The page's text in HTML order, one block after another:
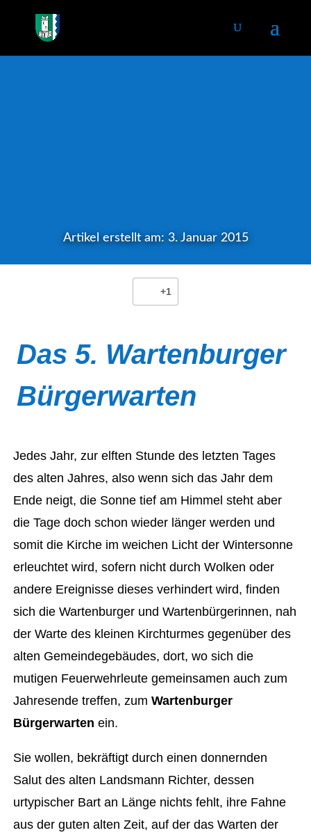
Artikel erstellt am: 3. Januar 2015
+1
Das 5. Wartenburger
Bürgerwarten
Jedes Jahr, zur elften Stunde des letzten Tages
des alten Jahres, also wenn sich das Jahr dem
Ende neigt, die Sonne tief am Himmel steht aber
die Tage doch schon wieder länger werden und
somit die Kirche im weichen Licht der Wintersonne
erleuchtet wird, sofern nicht durch Wolken oder
andere Ereignisse dieses verhindert wird, finden
sich die Wartenburger und Wartenbürgerinnen, nah
der Warte des kleinen Kirchturmes gegenüber des
alten Gemeindegebäudes, dort, wo sich die
mutigen Feuerwehrleute gemeinsamen auch zum
Jahresende treffen, zumWartenburger
Bürgerwarten ein.
Sie wollen, bekräftigt durch einen donnernden
Salut des alten Landsmann Richter, dessen
urtypischer Bart an Länge nichts fehlt, ihre Fahne
aus der guten alten Zeit, auf der das Warten der